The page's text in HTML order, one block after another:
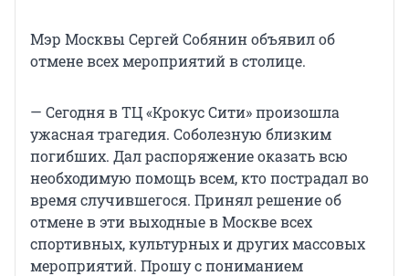
Мэр Москвы Сергей Собянин объявил об
отмене всех мероприятий в столице.
— Сегодня в ТЦ «Крокус Сити» произошла
ужасная трагедия. Соболезную близким
погибших. Дал распоряжение оказать всю
необходимую помощь всем, кто пострадал во
время случившегося. Принял решение об
отмене в эти выходные в Москве всех
спортивных, культурных и других массовых
мероприятий. Прошу с пониманием